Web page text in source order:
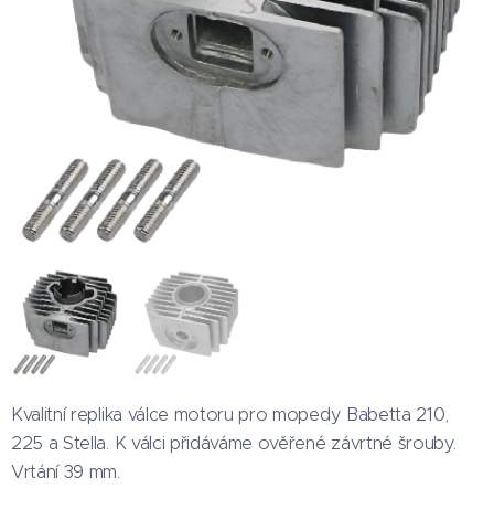
Kvalitní replika válce motoru pro mopedy Babetta 210,
225 a Stella. K válci přidáváme ověřené závrtné šrouby.
Vrtání 39 mm.